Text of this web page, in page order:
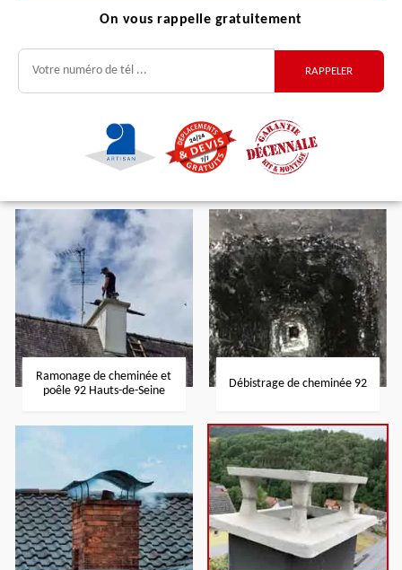
On vous rappelle gratuitement
Ramonage de cheminée et
poêle 92 Hauts-de-Seine
Débistrage de cheminée 92